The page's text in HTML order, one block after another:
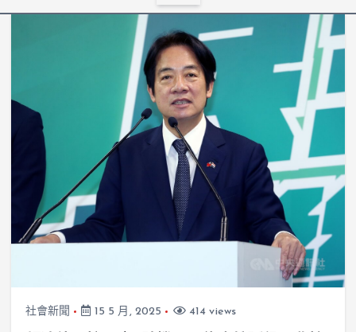
社會新聞 15 5 月, 2025 414 views